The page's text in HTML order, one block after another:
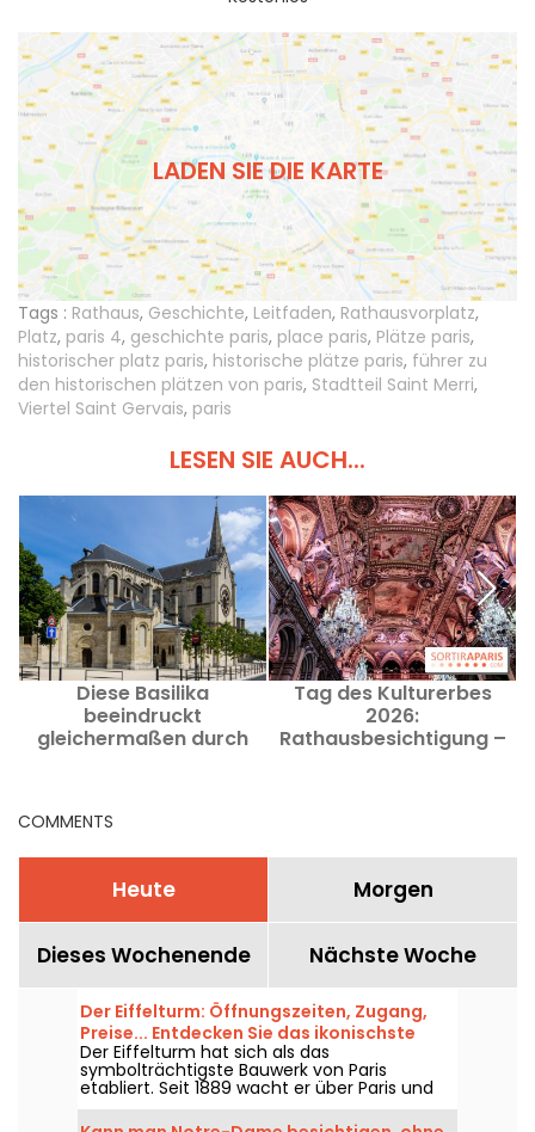
LADEN SIE DIE KARTE
Tags : Rathaus, Geschichte, Leitfaden, Rathausvorplatz,
Platz, paris 4, geschichte paris, place paris, Plätze paris,
historischer platz paris, historische plätze paris, führer zu
den historischen plätzen von paris, Stadtteil Saint Merri,
Viertel Saint Gervais, paris
LESEN SIE AUCH...
Diese Basilika
beeindruckt
gleichermaßen durch
Tag des Kulturerbes
2026:
Rathausbesichtigung –
COMMENTS
Heute Morgen
Dieses Wochenende Nächste Woche
Der Eiffelturm: Öffnungszeiten, Zugang,
Preise... Entdecken Sie das ikonischste
Monument von Paris
Der Eiffelturm hat sich als das
symbolträchtigste Bauwerk von Paris
etabliert. Seit 1889 wacht er über Paris und
seine Bewohner und versetzt sowohl
Besucher, die ihn besuchen, als auch